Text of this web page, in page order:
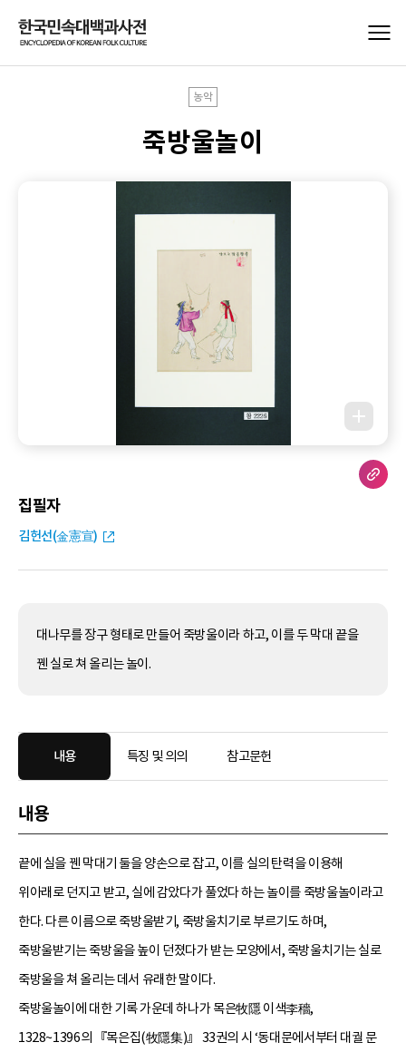
농악
죽방울놀이
집필자
김헌선(金憲宣)
대나무를 장구 형태로 만들어 죽방울이라 하고, 이를 두 막대 끝을
꿴 실로 쳐 올리는 놀이.
내용 특징 및 의의 참고문헌
내용
끝에 실을 꿴 막대기 둘을 양손으로 잡고, 이를 실의 탄력을 이용해
위아래로 던지고 받고, 실에 감았다가 풀었다 하는 놀이를 죽방울놀이라고
한다. 다른 이름으로 죽방울받기, 죽방울치기로 부르기도 하며,
죽방울받기는 죽방울을 높이 던졌다가 받는 모양에서, 죽방울치기는 실로
죽방울을 쳐 올리는 데서 유래한 말이다.
죽방울놀이에 대한 기록 가운데 하나가 목은牧隱 이색李穡,
1328~1396의 『목은집(牧隱集)』 33권의 시 ‘동대문에서부터 대궐 문